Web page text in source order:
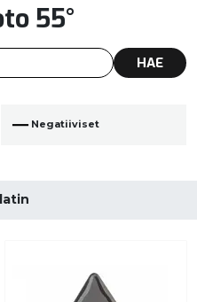
55°
HAE
Negatiiviset